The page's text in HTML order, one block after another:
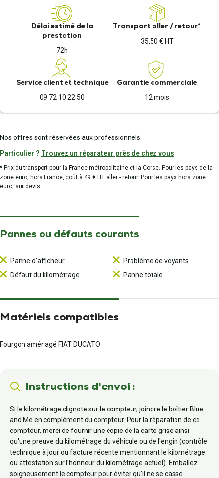
Délai estimé de la
prestation
72h
Transport aller / retour*
35,50 € HT
Service client et technique
09 72 10 22 50
Garantie commerciale
12 mois
Nos offres sont réservées aux professionnels.
Particulier ? Trouvez un réparateur près de chez vous
* Prix du transport pour la France métropolitaine et la Corse. Pour les pays de la
zone euro, hors France, coût à 49 € HT aller - retour. Pour les pays hors zone
euro, sur devis.
Pannes ou défauts courants
Panne d'afficheur
Défaut du kilométrage
Problème de voyants
Panne totale
Matériels compatibles
Fourgon aménagé FIAT DUCATO
Instructions d'envoi :
Si le kilométrage clignote sur le compteur, joindre le boîtier Blue
and Me en complément du compteur. Pour la réparation de ce
compteur, merci de fournir une copie de la carte grise ainsi
qu'une preuve du kilométrage du véhicule ou de l'engin (contrôle
technique à jour ou facture récente mentionnant le kilométrage
ou attestation sur l'honneur du kilométrage actuel). Emballez
soigneusement le compteur pour éviter qu'il ne se casse